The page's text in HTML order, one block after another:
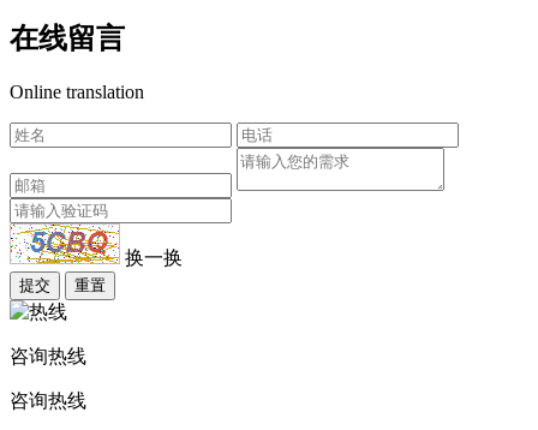
在线留言
Online translation
换一换
提交 重置
咨询热线
咨询热线